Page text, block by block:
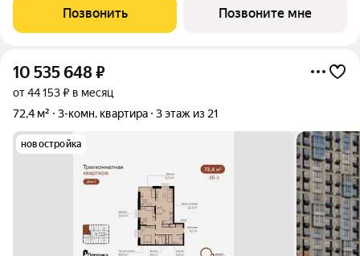
«Кислорода» сдается в III квартале 2026 года. Масштаб
проекта можно оценить уже сейчас в отделе продаж,
Позвонить Позвоните мне
10 535 648₽
от 44 153 ₽ в месяц
72,4 м²
3-комн. квартира 3 этаж из 21
новостройка